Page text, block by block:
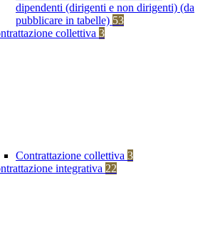
dipendenti (dirigenti e non dirigenti) (da
pubblicare in tabelle) 53
collettiva 3
Contrattazione collettiva 3
integrativa 22